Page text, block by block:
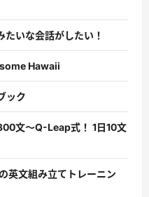
たいな会話がしたい！
Hawaii
ック
文〜Q-Leap式！ 1日10文
英文組み立てトレーニン